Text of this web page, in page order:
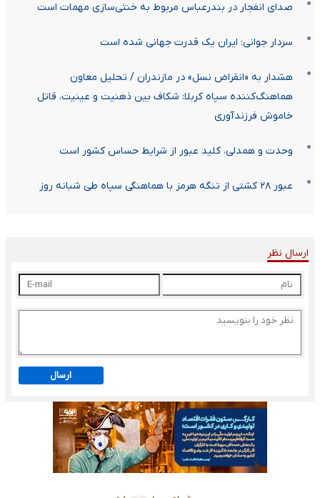
صدای انفجار در بندرعباس مربوط به خنثی‌سازی مهمات است
سردار جوانی: ایران یک قدرت جهانی شده است
هشدار به «انقراض نسل» در مازندران / تحلیل معاون
هماهنگ‌کننده سپاه کربلا: شکاف بین ذهنیت و عینیت، قاتل
خاموش فرزندآوری
وحدت و همدلی، کلید عبور از شرایط حساس کشور است
عبور ۲۸ کشتی از تنگه هرمز با هماهنگی سپاه طی شبانه روز
ارسال نظر
ارسال